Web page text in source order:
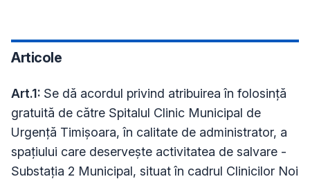
Articole
Art.1: Se dă acordul privind atribuirea în folosinţă
gratuită de către Spitalul Clinic Municipal de
Urgenţă Timişoara, în calitate de administrator, a
spaţiului care deservește activitatea de salvare -
Substaţia 2 Municipal, situat în cadrul Clinicilor Noi